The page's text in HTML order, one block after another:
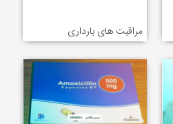
مراقبت های بارداری